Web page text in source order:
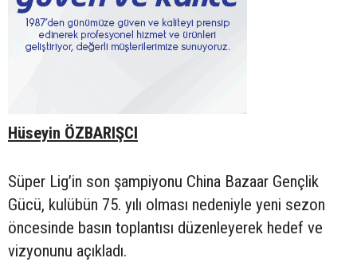
Hüseyin ÖZBARIŞCI
Süper Lig’in son şampiyonu China Bazaar Gençlik
Gücü, kulübün 75. yılı olması nedeniyle yeni sezon
öncesinde basın toplantısı düzenleyerek hedef ve
vizyonunu açıkladı.